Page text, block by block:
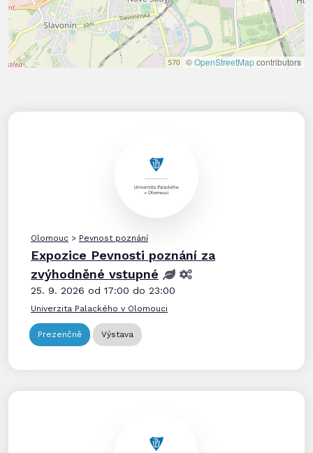
©OpenStreetMapcontributors
Olomouc > Pevnost poznání
Expozice Pevnosti poznání za
zvýhodněné vstupné
25. 9. 2026 od 17:00 do 23:00
Univerzita Palackého v Olomouci
Prezenčně Výstava